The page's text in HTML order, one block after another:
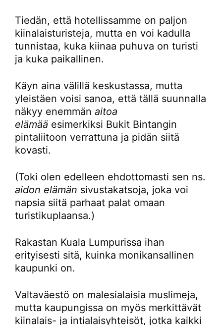
Tiedän, että hotellissamme on paljon
kiinalaisturisteja, mutta en voi kadulla
tunnistaa, kuka kiinaa puhuva on turisti
ja kuka paikallinen.
Käyn aina välillä keskustassa, mutta
yleistäen voisi sanoa, että tällä suunnalla
näkyy enemmän aitoa
elämää esimerkiksi Bukit Bintangin
pintaliitoon verrattuna ja pidän siitä
kovasti.
(Toki olen edelleen ehdottomasti sen ns.
aidon elämän sivustakatsoja, joka voi
napsia siitä parhaat palat omaan
turistikuplaansa.)
Rakastan Kuala Lumpurissa ihan
erityisesti sitä, kuinka monikansallinen
kaupunki on.
Valtaväestö on malesialaisia muslimeja,
mutta kaupungissa on myös merkittävät
kiinalais- ja intialaisyhteisöt, jotka kaikki